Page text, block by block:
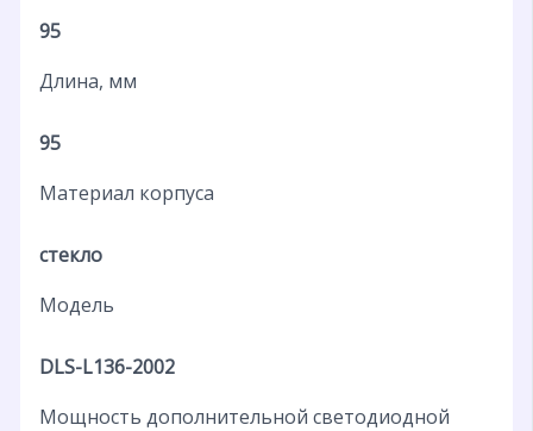
95
Длина, мм
95
Материал корпуса
стекло
Модель
DLS-L136-2002
Мощность дополнительной светодиодной